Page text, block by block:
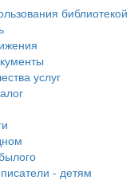
библиотекой
услуг
- детям